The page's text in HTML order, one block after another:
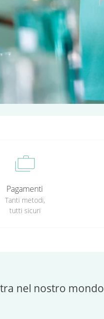
cases
Pagamenti
Tanti metodi,
tutti sicuri
nel nostro mondo